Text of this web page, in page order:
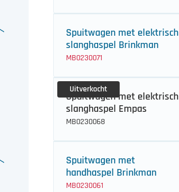
Spuitwagen met elektrisch
slanghaspel Brinkman
MB0230071
Uitverkocht
Spuitwagen met elektrisch
slanghaspel Empas
MB0230068
Spuitwagen met
handhaspel Brinkman
MB0230061